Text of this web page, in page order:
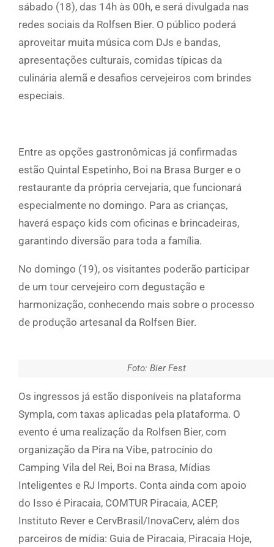
sábado (18), das 14h às 00h, e será divulgada nas
redes sociais da Rolfsen Bier. O público poderá
aproveitar muita música com DJs e bandas,
apresentações culturais, comidas típicas da
culinária alemã e desafios cervejeiros com brindes
especiais.
Entre as opções gastronômicas já confirmadas
estão Quintal Espetinho, Boi na Brasa Burger e o
restaurante da própria cervejaria, que funcionará
especialmente no domingo. Para as crianças,
haverá espaço kids com oficinas e brincadeiras,
garantindo diversão para toda a família.
No domingo (19), os visitantes poderão participar
de um tour cervejeiro com degustação e
harmonização, conhecendo mais sobre o processo
de produção artesanal da Rolfsen Bier.
Foto: Bier Fest
Os ingressos já estão disponíveis na plataforma
Sympla, com taxas aplicadas pela plataforma. O
evento é uma realização da Rolfsen Bier, com
organização da Pira na Vibe, patrocínio do
Camping Vila del Rei, Boi na Brasa, Mídias
Inteligentes e RJ Imports. Conta ainda com apoio
do Isso é Piracaia, COMTUR Piracaia, ACEP,
Instituto Rever e CervBrasil/InovaCerv, além dos
parceiros de mídia: Guia de Piracaia, Piracaia Hoje,